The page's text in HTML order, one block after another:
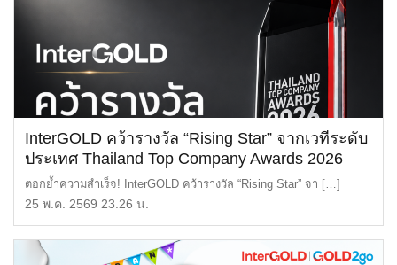
InterGOLD คว้ารางวัล “Rising Star” จากเวทีระดับ
ประเทศ Thailand Top Company Awards 2026
ตอกย้ำความสำเร็จ! InterGOLD คว้ารางวัล “Rising Star” จา […]
25 พ.ค. 2569 23.26 น.